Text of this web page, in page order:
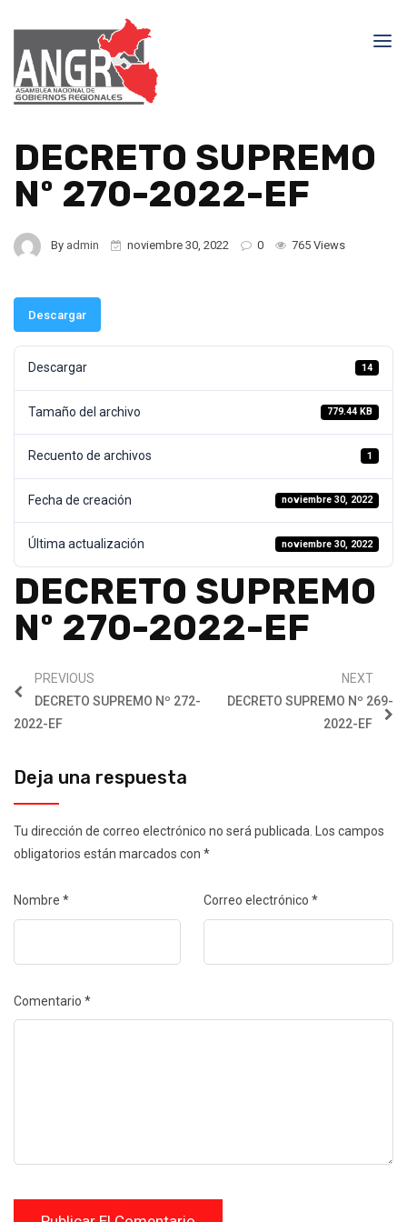
DECRETO SUPREMO
Nº 270-2022-EF
By admin noviembre 30, 2022 0 765 Views
Descargar
Descargar 14
Tamaño del archivo 779.44 KB
Recuento de archivos 1
Fecha de creación noviembre 30, 2022
Última actualización noviembre 30, 2022
DECRETO SUPREMO
Nº 270-2022-EF
PREVIOUS
DECRETO SUPREMO Nº 272-
2022-EF
NEXT
DECRETO SUPREMO Nº 269-
2022-EF
Deja una respuesta
Tu dirección de correo electrónico no será publicada.
Los campos
obligatorios están marcados con *
Nombre * Correo electrónico *
Comentario *